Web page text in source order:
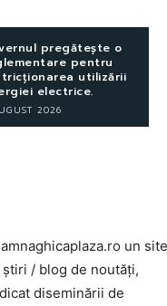
pregătește o
pentru
utilizării
electrice.
2026
un site
știri / blog de noutăți,
diseminării de